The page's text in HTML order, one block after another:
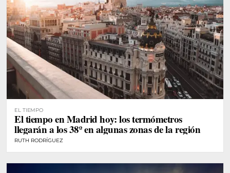
EL TIEMPO
El tiempo en Madrid hoy: los termómetros
llegarán a los 38º en algunas zonas de la región
RUTH RODRÍGUEZ